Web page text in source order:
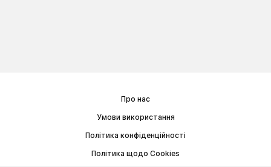
Про нас
Умови використання
Політика конфіденційності
Політика щодо Cookies